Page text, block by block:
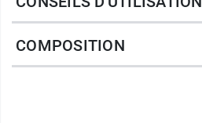
pesticides et d'OGM.
Caractéristiques :
COMPOSITION